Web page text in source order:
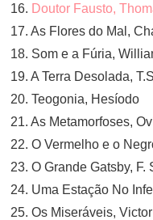
16. Doutor Fausto,
17. As Flores do Mal,
18. Som e a Fúria,
19. A Terra Desolada,
20. Teogonia, Hesíodo
21. As Metamorfoses,
22. O Vermelho e o
23. O Grande Gatsby, F.
24. Uma Estação No
25. Os Miseráveis,